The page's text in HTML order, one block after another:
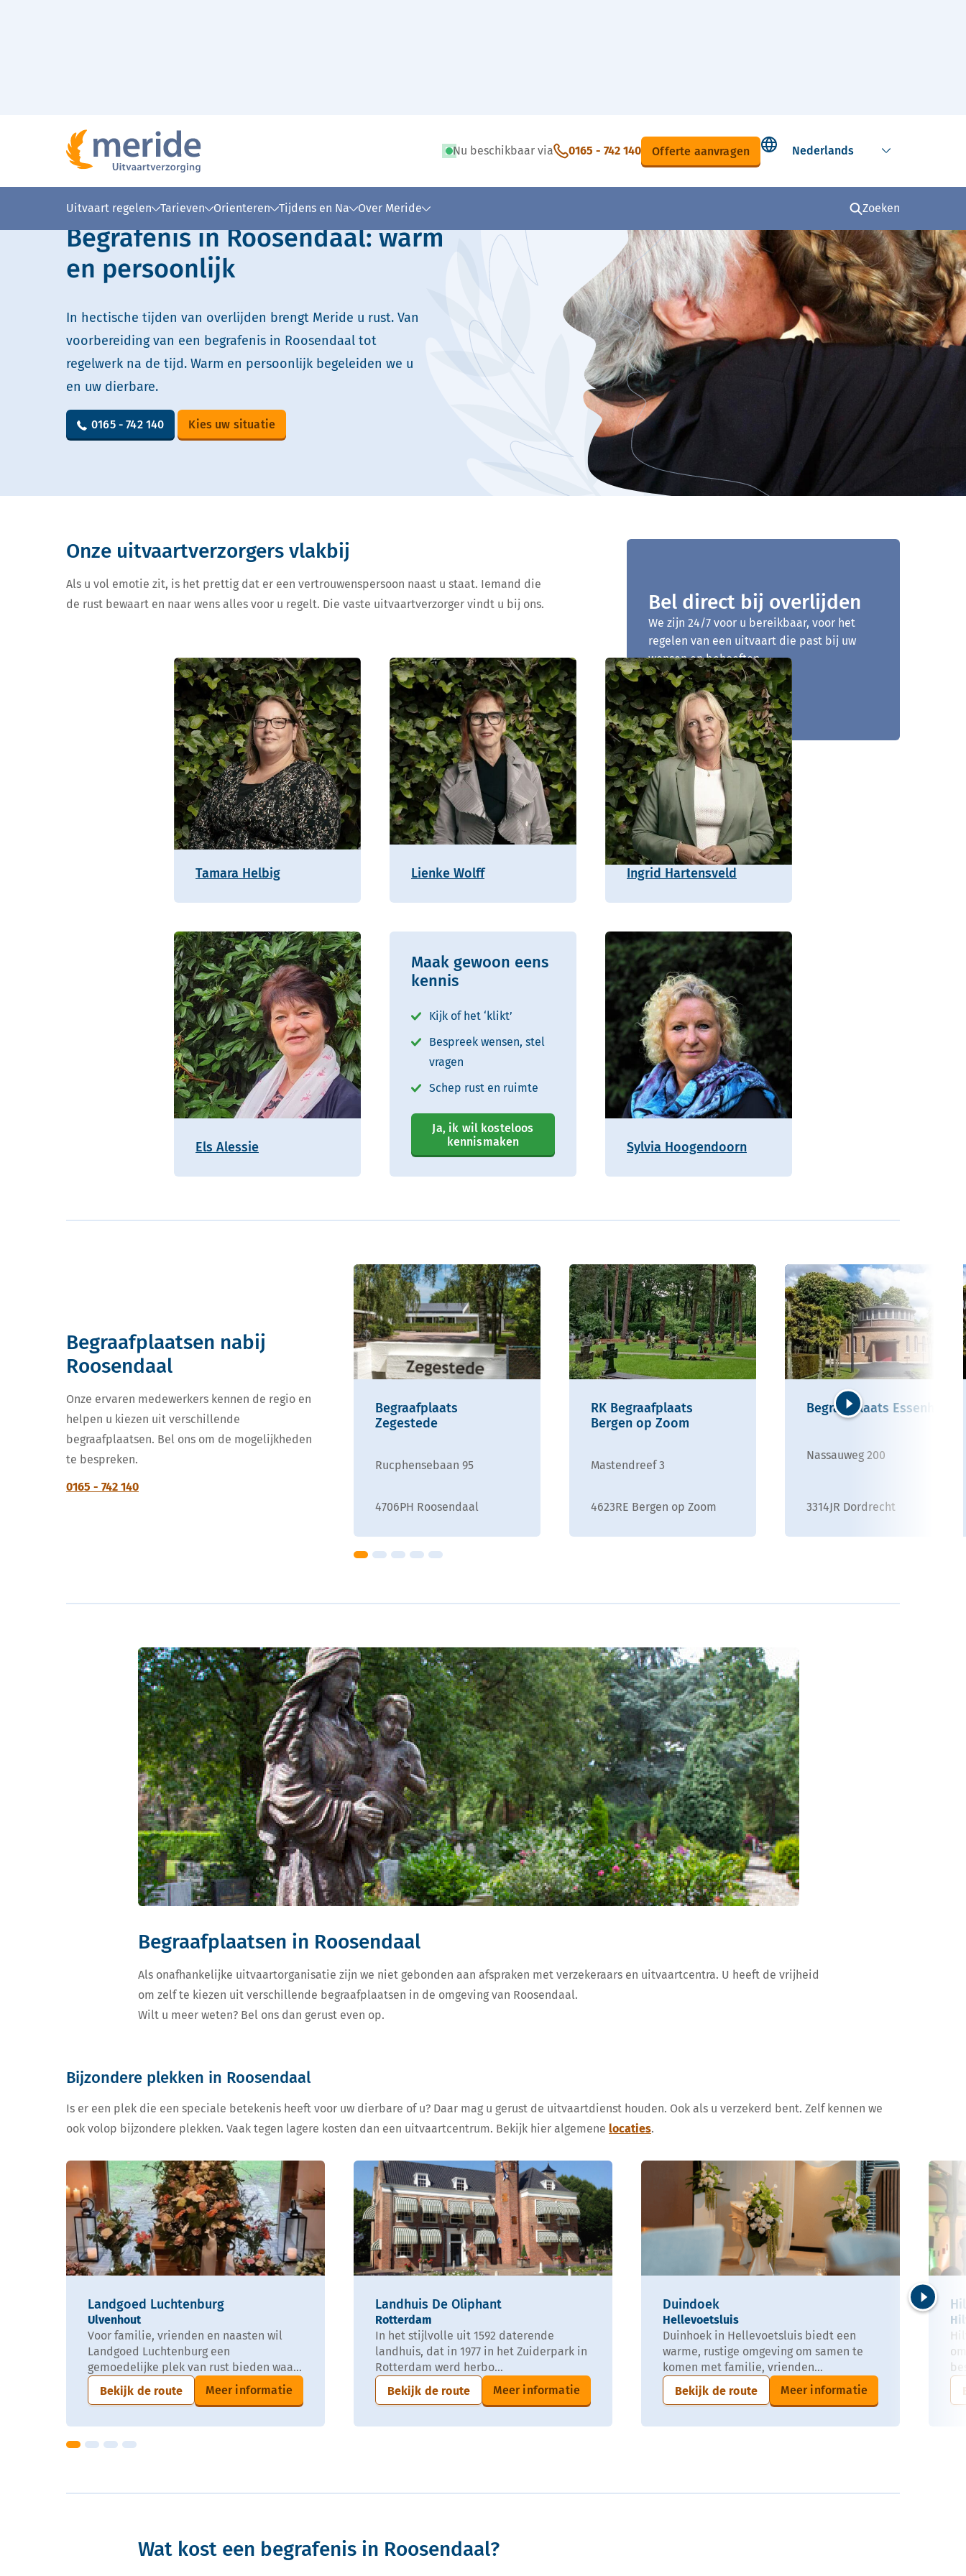
Nu beschikbaar via 0165 - 742 140 Offerte aanvragen
Select language
Uitvaart regelen Tarieven Orienteren Tijdens en Na Over Meride Zoeken
Lees voor Uitleg woorden Simpele tekst
Begrafenis in Roosendaal: warm
en persoonlijk
In hectische tijden van overlijden brengt Meride u rust. Van
voorbereiding van een begrafenis in Roosendaal tot
regelwerk na de tijd. Warm en persoonlijk begeleiden we u
en uw dierbare.
0165 - 742 140 Kies uw situatie
Bel direct bij overlijden
We zijn 24/7 voor u bereikbaar, voor het
regelen van een uitvaart die past bij uw
wensen en behoeften.
0165 - 742 140
Onze uitvaartverzorgers vlakbij
Als u vol emotie zit, is het prettig dat er een vertrouwenspersoon naast u staat. Iemand die
de rust bewaart en naar wens alles voor u regelt. Die vaste uitvaartverzorger vindt u bij ons.
Tamara Helbig Lienke Wolff Ingrid Hartensveld
Els Alessie
Maak gewoon eens
kennis
Kijk of het ‘klikt’
Bespreek wensen, stel
vragen
Schep rust en ruimte
Ja, ik wil kosteloos
kennismaken
Sylvia Hoogendoorn
Begraafplaatsen nabij
Roosendaal
Onze ervaren medewerkers kennen de regio en
helpen u kiezen uit verschillende
begraafplaatsen. Bel ons om de mogelijkheden
te bespreken.
0165 - 742 140
Begraafplaats
Zegestede
Rucphensebaan 95
4706PH Roosendaal
RK Begraafplaats
Bergen op Zoom
Mastendreef 3
4623RE Bergen op Zoom
Begraafplaats Essenhof
Nassauweg 200
3314JR Dordrecht
Begraafplaatsen in Roosendaal
Als onafhankelijke uitvaartorganisatie zijn we niet gebonden aan afspraken met verzekeraars en uitvaartcentra. U heeft de vrijheid
om zelf te kiezen uit verschillende begraafplaatsen in de omgeving van Roosendaal.
Wilt u meer weten? Bel ons dan gerust even op.
Bijzondere plekken in Roosendaal
Is er een plek die een speciale betekenis heeft voor uw dierbare of u? Daar mag u gerust de uitvaartdienst houden. Ook als u verzekerd bent. Zelf kennen we
ook volop bijzondere plekken. Vaak tegen lagere kosten dan een uitvaartcentrum. Bekijk hier algemene locaties.
Landgoed Luchtenburg
Ulvenhout
Voor familie, vrienden en naasten wil
Landgoed Luchtenburg een
gemoedelijke plek van rust bieden waa...
Bekijk de route
Meer informatie
Landhuis De Oliphant
Rotterdam
In het stijlvolle uit 1592 daterende
landhuis, dat in 1977 in het Zuiderpark in
Rotterdam werd herbo...
Bekijk de route
Meer informatie
Duindoek
Hellevoetsluis
Duinhoek in Hellevoetsluis biedt een
warme, rustige omgeving om samen te
komen met familie, vrienden...
Bekijk de route
Meer informatie
Volgende
Wat kost een begrafenis in Roosendaal?